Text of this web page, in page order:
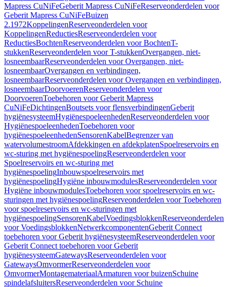
Mapress CuNiFeGeberit Mapress CuNiFeReserveonderdelen voor
Geberit Mapress CuNiFeBuizen
2.1972KoppelingenReserveonderdelen voor
KoppelingenReductiesReserveonderdelen voor
ReductiesBochtenReserveonderdelen voor BochtenT-
stukkenReserveonderdelen voor T-stukkenOvergangen, niet-
losneembaarReserveonderdelen voor Overgangen, niet-
losneembaarOvergangen en verbindingen,
losneembaarReserveonderdelen voor Overgangen en verbindingen,
losneembaarDoorvoerenReserveonderdelen voor
DoorvoerenToebehoren voor Geberit Mapress
CuNiFeDichtingenBoutsets voor flensverbindingenGeberit
hygiënesysteemHygiënespoeleenhedenReserveonderdelen voor
HygiënespoeleenhedenToebehoren voor
hygiënespoeleenhedenSensorenKabelBegrenzer van
watervolumestroomAfdekkingen en afdekplatenSpoelreservoirs en
wc-sturing met hygiënespoelingReserveonderdelen voor
Spoelreservoirs en wc-sturing met
hygiënespoelingInbouwspoelreservoirs met
hygiënespoelingHygiëne inbouwmodulesReserveonderdelen voor
Hygiëne inbouwmodulesToebehoren voor spoelreservoirs en wc-
sturingen met hygiënespoelingReserveonderdelen voor Toebehoren
voor spoelreservoirs en wc-sturingen met
hygiënespoelingSensorenKabelVoedingsblokkenReserveonderdelen
voor VoedingsblokkenNetwerkcomponentenGeberit Connect
toebehoren voor Geberit hygiënesysteemReserveonderdelen voor
Geberit Connect toebehoren voor Geberit
hygiënesysteemGatewaysReserveonderdelen voor
GatewaysOmvormerReserveonderdelen voor
OmvormerMontagemateriaalArmaturen voor buizenSchuine
spindelafsluitersReserveonderdelen voor Schuine